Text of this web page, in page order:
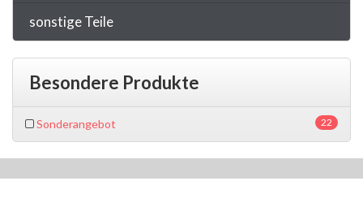
sonstige Teile
Besondere Produkte
22
Sonderangebot